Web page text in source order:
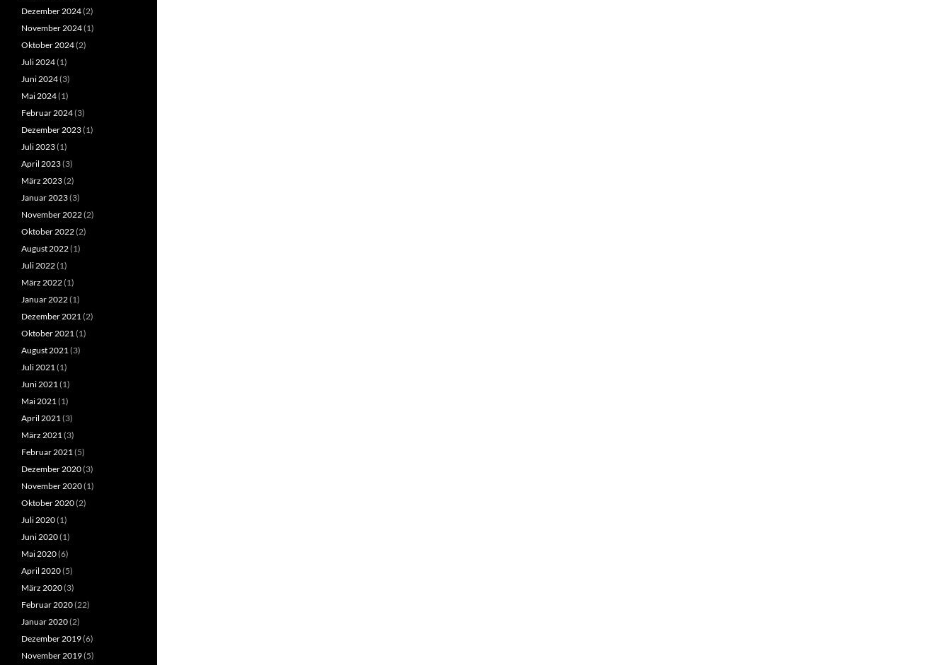
Dezember 2024(2)
November 2024(1)
Oktober 2024(2)
Juli 2024(1)
Juni 2024(3)
Mai 2024(1)
Februar 2024(3)
Dezember 2023(1)
Juli 2023(1)
April 2023(3)
März 2023(2)
Januar 2023(3)
November 2022(2)
Oktober 2022(2)
August 2022(1)
Juli 2022(1)
März 2022(1)
Januar 2022(1)
Dezember 2021(2)
Oktober 2021(1)
August 2021(3)
Juli 2021(1)
Juni 2021(1)
Mai 2021(1)
April 2021(3)
März 2021(3)
Februar 2021(5)
Dezember 2020(3)
November 2020(1)
Oktober 2020(2)
Juli 2020(1)
Juni 2020(1)
Mai 2020(6)
April 2020(5)
März 2020(3)
Februar 2020(22)
Januar 2020(2)
Dezember 2019(6)
November 2019(5)